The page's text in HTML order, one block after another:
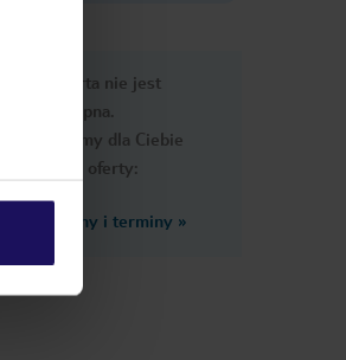
Ups, ta oferta nie jest
dostępna.
dla Ciebie
podobne oferty:
inne ceny i terminy »